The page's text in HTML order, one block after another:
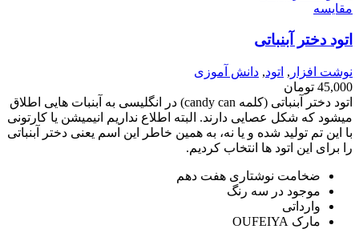
مقايسه
اتود دختر آبنباتی
نوشت افزار , اتود, دانش آموزی
45,000 تومان
اتود دختر آبنباتی (کلمه candy can) در انگلیسی به آبنبات هایی اطلاق
میشود که شکل عصایی دارند. البته اطلاع نداریم انیمیشن یا کارتونی
با این تم تولید شده و یا نه، به همین خاطر این اسم یعنی دختر آبنباتی
را برای این اتود ها انتخاب کردیم.
ضخامت نوشتاری هفت دهم
موجود در سه رنگ
وارداتی
مارک OUFEIYA